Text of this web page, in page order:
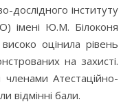
дослідного інституту
імені Ю.М. Білоконя
оцінила рівень
на захисті.
членами Атестаційно-
відмінні бали.